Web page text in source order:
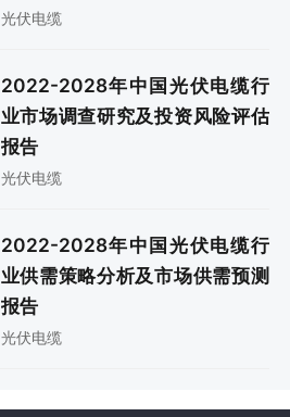
光伏电缆
2022-2028年中国光伏电缆行
业市场调查研究及投资风险评估
报告
光伏电缆
2022-2028年中国光伏电缆行
业供需策略分析及市场供需预测
报告
光伏电缆